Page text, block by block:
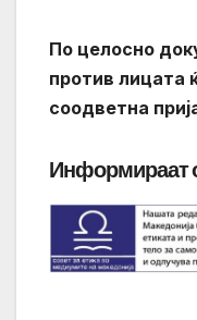
По целосно
против лицата
соодветна
Информираат